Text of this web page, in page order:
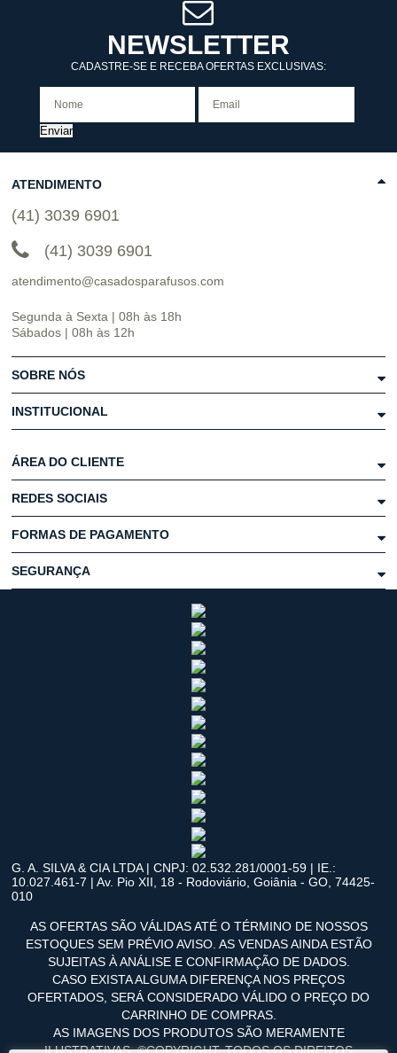
NEWSLETTER
CADASTRE-SE E RECEBA OFERTAS EXCLUSIVAS:
Enviar
ATENDIMENTO
(41) 3039 6901
(41) 3039 6901
atendimento@casadosparafusos.com
Segunda à Sexta | 08h às 18h
Sábados | 08h às 12h
SOBRE NÓS
INSTITUCIONAL
ÁREA DO CLIENTE
REDES SOCIAIS
FORMAS DE PAGAMENTO
SEGURANÇA
G. A. SILVA & CIA LTDA | CNPJ: 02.532.281/0001-59 | IE.:
10.027.461-7 | Av. Pio XII, 18 - Rodoviário, Goiânia - GO, 74425-
010
AS OFERTAS SÃO VÁLIDAS ATÉ O TÉRMINO DE NOSSOS
ESTOQUES SEM PRÉVIO AVISO. AS VENDAS AINDA ESTÃO
SUJEITAS À ANÁLISE E CONFIRMAÇÃO DE DADOS.
CASO EXISTA ALGUMA DIFERENÇA NOS PREÇOS
OFERTADOS, SERÁ CONSIDERADO VÁLIDO O PREÇO DO
CARRINHO DE COMPRAS.
AS IMAGENS DOS PRODUTOS SÃO MERAMENTE